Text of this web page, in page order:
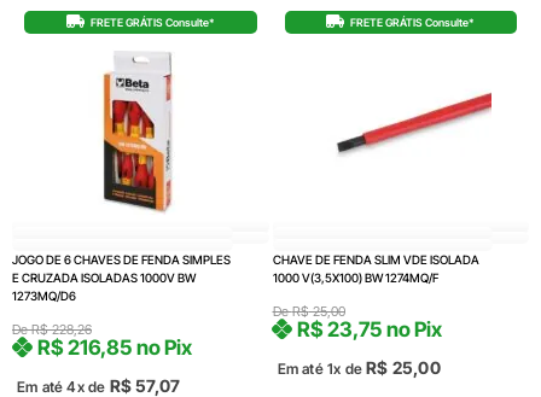
FRETE GRÁTIS Consulte*
JOGO DE 6 CHAVES DE FENDA SIMPLES
E CRUZADA ISOLADAS 1000V BW
1273MQ/D6
DeR$228,26
Em até 4x de R$57,07
R$216,85 no Pix
FRETE GRÁTIS Consulte*
CHAVE DE FENDA SLIM VDE ISOLADA
1000 V(3,5X100) BW 1274MQ/F
DeR$25,00
Em até 1x de R$ 25,00
R$23,75 no Pix